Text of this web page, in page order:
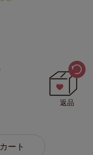
返品
カート